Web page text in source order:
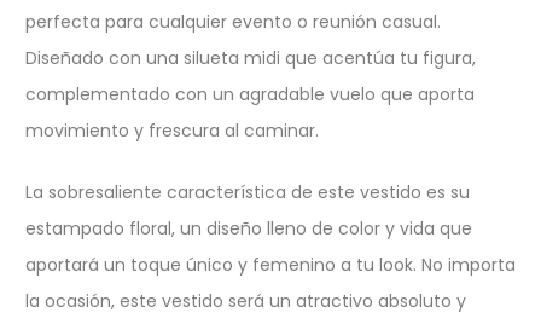
perfecta para cualquier evento o reunión casual.
Diseñado con una silueta midi que acentúa tu figura,
complementado con un agradable vuelo que aporta
movimiento y frescura al caminar.
La sobresaliente característica de este vestido es su
estampado floral, un diseño lleno de color y vida que
aportará un toque único y femenino a tu look. No importa
la ocasión, este vestido será un atractivo absoluto y